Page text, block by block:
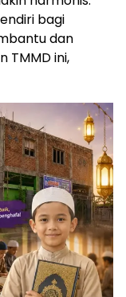
bagi
dan
TMMD ini,